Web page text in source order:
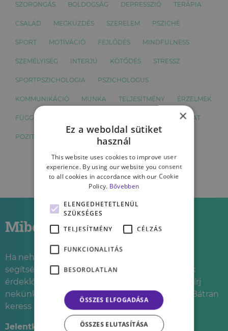
SZORONGÁS BOLDOGSÁG DEPRESSZIÓ TERÁPIA
CSALÁD MEGKÜZDÉS SZERELEM PSZICHÉ
SPORT MOTIVÁCIÓ FEJLŐDÉS MINDFULNESS
SZEMÉLYISÉG INTERJÚ KÖTŐDÉS STRESSZ
SPORTPSZICHOLÓGIA PSZICHOLÓGUS
KOMMUNIKÁCIÓ MUNKA TELJESÍTMÉNY ÉRZELMEK
FÜGGŐSÉG KAPCSOLAT
POZITÍV PSZICHOLÓGIA
Miben segíthetünk?
Ha nehéz élethelyzetbe kerültél és úgy érzed,
segítségre lenne szükséged, vagy esetleg csak
érdeklődnél szolgáltatásainkkal kapcsolatban, írj
nekünk, és mi felvesszük veled a kapcsolatot. Bátran
keress minket telefonon is!
Jelentkezz be telefonon!
×
Ez a weboldal sütiket
használ
This website uses cookies to improve user
experience. By using our website you consent
to all cookies in accordance with our Cookie
Policy. Bővebben
ELENGEDHETETLENÜL
SZÜKSÉGES
TELJESÍTMÉNY
CÉLZÁS
FUNKCIONALITÁS
BESOROLATLAN
ÖSSZES ELFOGADÁSA
ÖSSZES ELUTASÍTÁSA